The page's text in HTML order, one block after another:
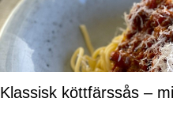
Klassisk köttfärssås –